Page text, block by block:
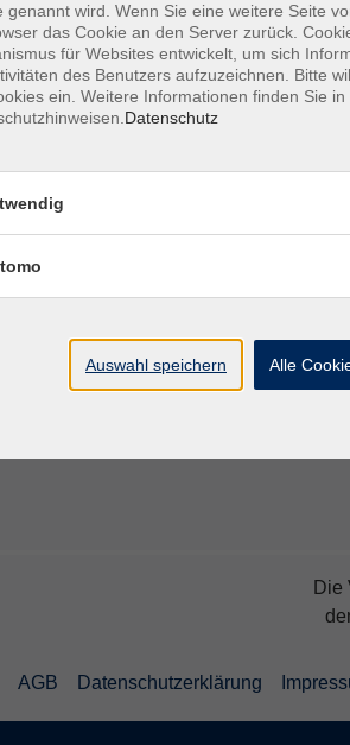
- bei Kinderwunsch,
oder Polyzystischem
zum Stressabbau und wie
sollten beachtet und bei
Snack/Getränk, ggf. warme
Die
AGB Datenschutzerklärung
genannt wird. Wenn Sie eine weitere Seite
das Cookie an den Server zurück.
für Websites entwickelt, um sich
des Benutzers aufzuzeichnen. Bitte
ein. Weitere Informationen finden Sie in
Datenschutz
Auswahl speichern Alle